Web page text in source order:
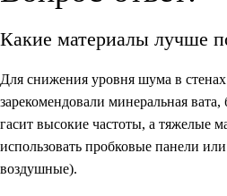
Какие материалы лучше
Для снижения уровня шума в
зарекомендовали минеральная
гасит высокие частоты, а тяжелые
использовать пробковые панели
воздушные).